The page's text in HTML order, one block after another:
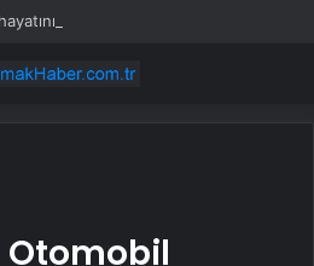
kaybetti
Otomobil